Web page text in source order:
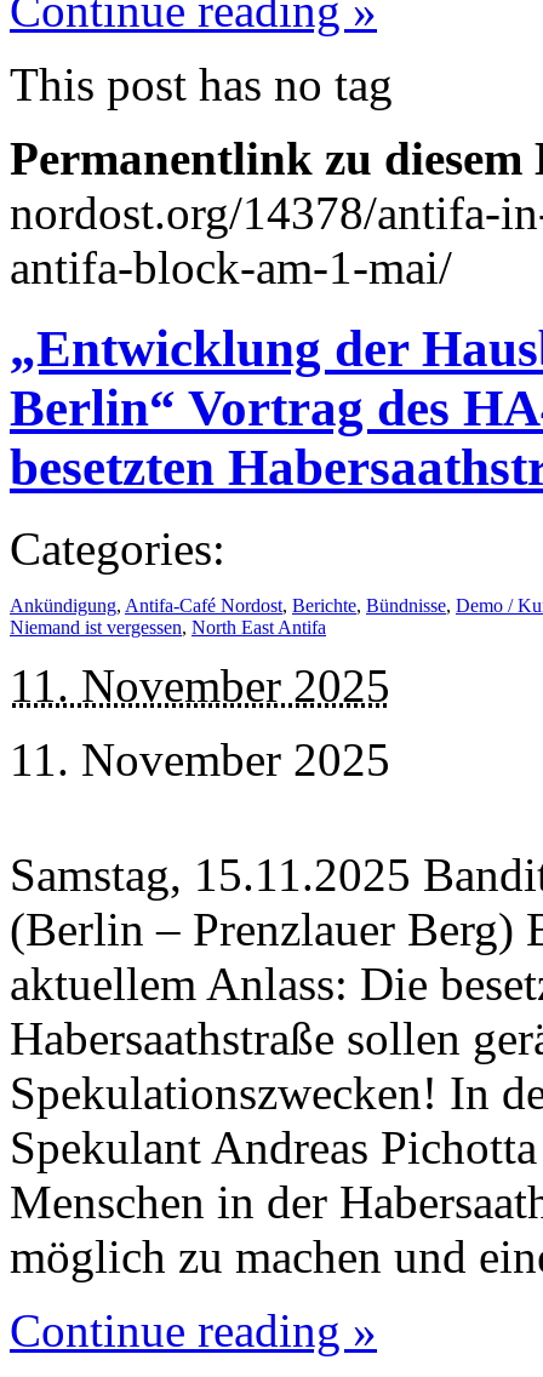
Continue reading »
This post has no tag
Permanentlink zu
nordost.org/14378/antifa-
antifa-block-am-1-mai/
„Entwicklung der
Berlin“ Vortrag des
besetzten
Categories:
Ankündigung, Antifa-Café Nordost, Berichte, Bündnisse, Demo /
Niemand ist vergessen, North East Antifa
11. November 2025
11. November 2025
Samstag, 15.11.2025
(Berlin – Prenzlauer Berg)
aktuellem Anlass: Die
Habersaathstraße sollen
Spekulationszwecken! In
Spekulant Andreas
Menschen in der
möglich zu machen und
Continue reading »